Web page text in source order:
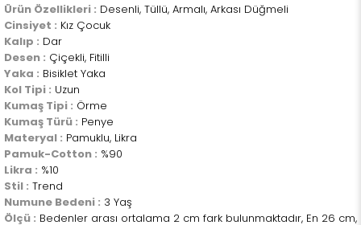
Ürün Özellikleri : Desenli, Tüllü, Armalı, Arkası Düğmeli
Cinsiyet : Kız Çocuk
Kalıp : Dar
Desen : Çiçekli, Fitilli
Yaka : Bisiklet Yaka
Kol Tipi : Uzun
Kumaş Tipi : Örme
Kumaş Türü : Penye
Materyal : Pamuklu, Likra
Pamuk-Cotton : %90
Likra : %10
Stil : Trend
Numune Bedeni : 3 Yaş
Ölçü : Bedenler arası ortalama 2 cm fark bulunmaktadır, En 26 cm,